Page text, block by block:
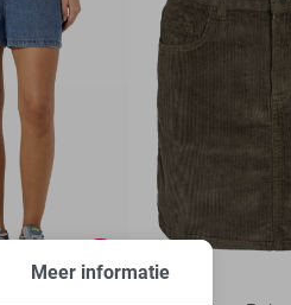
Meer informatie